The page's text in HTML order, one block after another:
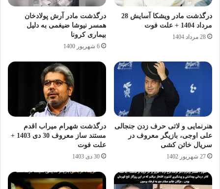
درگذشت مادر ویشکا آسایش 28
مرداد 1404 + علت فوت
28 مرداد 1404
درگذشت مادر آرش پولادخان
همسر نیوشا ضیغمی به دلیل
بیماری کرونا
6 شهریور 1400
هنرنمایی و لاتی حرف زدن جنجالی
علی اوجی، بازیگر معروف در
سریال خائن کشی
27 شهریور 1402
درگذشت شهرام میراب اقدم
مستند ساز معروف 30 دی 1403 +
علت فوت
30 دی 1403